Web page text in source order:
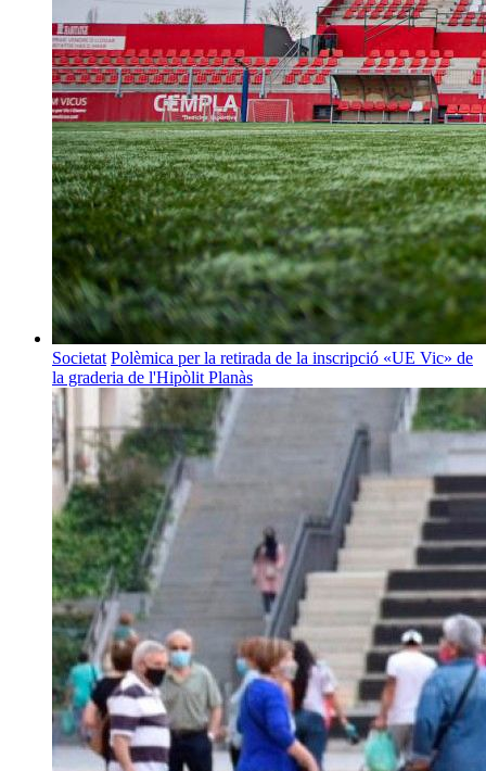
Societat Polèmica per la retirada de la inscripció «UE Vic» de
la graderia de l'Hipòlit Planàs